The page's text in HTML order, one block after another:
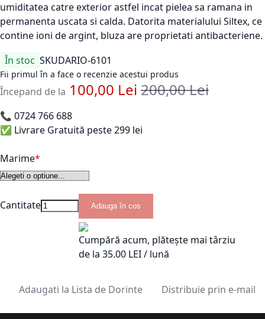
umiditatea catre exterior astfel incat pielea sa ramana in
permanenta uscata si calda. Datorita materialului Siltex, ce
contine ioni de argint, bluza are proprietati antibacteriene.
În stoc SKUDARIO-6101
Fii primul în a face o recenzie acestui produs
Începand de la 100,00 Lei Pret standard
200,00 Lei
📞 0724 766 688
✅ Livrare Gratuită peste 299 lei
Marime
Cantitate Adauga în cos
Cumpără acum, plătește mai târziu
de la 35.00 LEI / lună
Adaugati la Lista de Dorinte Distribuie prin e-mail